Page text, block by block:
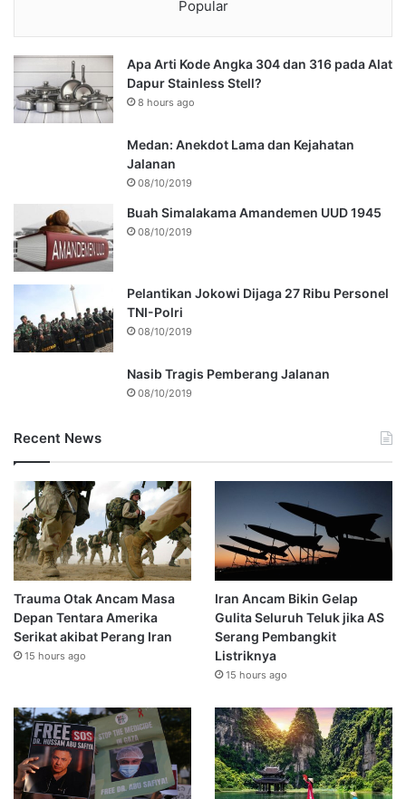
Popular
Apa Arti Kode Angka 304 dan 316 pada Alat
Dapur Stainless Stell?
8 hours ago
Medan: Anekdot Lama dan Kejahatan
Jalanan
08/10/2019
Buah Simalakama Amandemen UUD 1945
08/10/2019
Pelantikan Jokowi Dijaga 27 Ribu Personel
TNI-Polri
08/10/2019
Nasib Tragis Pemberang Jalanan
08/10/2019
Recent News
Trauma Otak Ancam Masa
Depan Tentara Amerika
Serikat akibat Perang Iran
15 hours ago
Iran Ancam Bikin Gelap
Gulita Seluruh Teluk jika AS
Serang Pembangkit
Listriknya
15 hours ago